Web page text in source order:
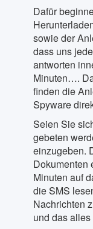
Dafür
sowie der
dass uns
antworten
Minuten….
finden die
Spyware
Seien Sie
gebeten
einzugeben.
Dokumenten
Minuten auf
die SMS
Nachrichten
und das